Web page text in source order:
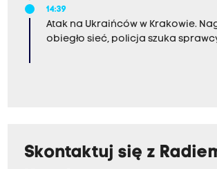
14:39
Atak na Ukraińców w Krakowie.
obiegło sieć, policja szuka
Skontaktuj się z